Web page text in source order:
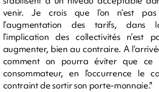
venir. Je crois que l’on n’est
l’augmentation des tarifs, dans
l’implication des collectivités n’est
augmenter, bien au contraire. A
comment on pourra éviter que
consommateur, en l’occurrence le
contraint de sortir son porte-monnaie."